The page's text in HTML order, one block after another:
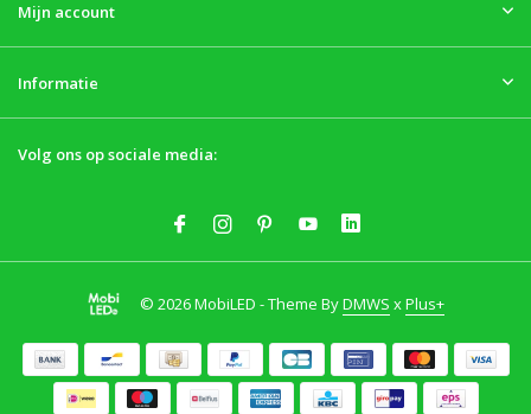
Mijn account
Informatie
Volg ons op sociale media:
© 2026 MobiLED - Theme ByDMWS xPlus+